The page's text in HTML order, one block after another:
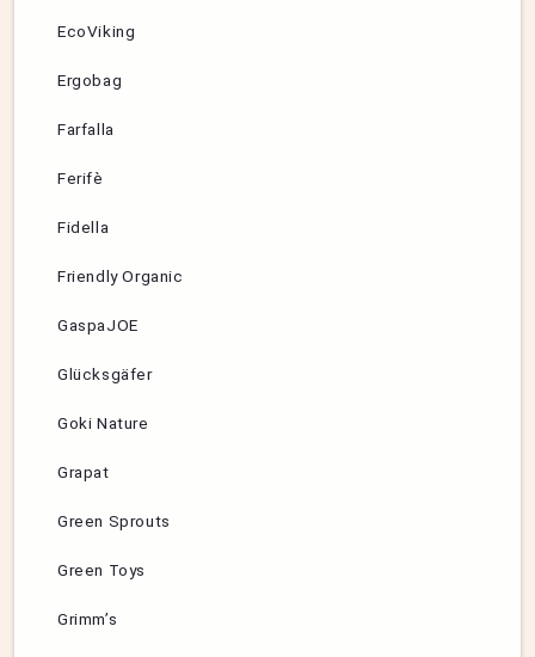
EcoViking
Ergobag
Farfalla
Ferifè
Fidella
Friendly Organic
GaspaJOE
Glücksgäfer
Goki Nature
Grapat
Green Sprouts
Green Toys
Grimm’s